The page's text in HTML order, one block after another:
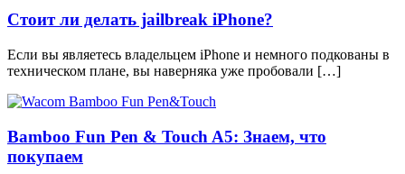
Стоит ли делать jailbreak iPhone?
Если вы являетесь владельцем iPhone и немного подкованы в
техническом плане, вы наверняка уже пробовали […]
Bamboo Fun Pen & Touch A5: Знаем, что
покупаем